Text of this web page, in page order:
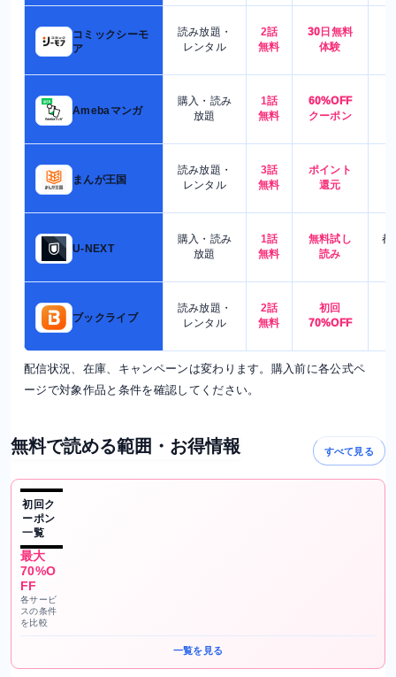
コミックシーモ
ア
読み放題・
レンタル
2話
無料
30日無料
体験
Amebaマンガ
購入・読み
放題
1話
無料
60%OFF
クーポン
まんが王国
読み放題・
レンタル
3話
無料
ポイント
還元
U-NEXT
購入・読み
放題
1話
無料
無料試し
読み
都
ブックライブ
読み放題・
レンタル
2話
無料
初回
70%OFF
配信状況、在庫、キャンペーンは変わります。購入前に各公式ペ
ージで対象作品と条件を確認してください。
無料で読める範囲・お得情報 すべて見る
初回ク
ーポン
一覧
最大
70%O
FF
各サービ
スの条件
を比較
一覧を見る